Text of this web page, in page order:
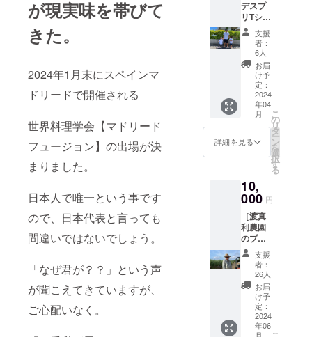
が現実味を帯びて
きた。
2024年1月末にスペインマ
ドリードで開催される
世界料理学会【マドリード
フュージョン】の出場が決
まりました。
日本人で唯一という事です
ので、日本代表と言っても
間違いではないでしょう。
「なぜ君が？？」という声
が聞こえてきていますが、
ご心配いなく。
ん支援
お待ち
してお
りま
す。
品開封
前には
必ずお
届けの
リター
ンに貼
付され
たラベ
ルや注
意書き
をご確
認くだ
さ
がオー
プンし
た「フ
ルーツ
クイ
チャー
」より
これか
ら世界
に羽ば
たく天
才ソム
リエ新
「渡真
利農園
のプレ
ミアム
マン
ゴー
ジュー
ス」 を
ご提
供。 ス
ペシャ
ジュー
スをご
デスプ
リTシャ
ツ】 大
人用サ
イズ各
種 子
供用サ
イズ120
ありま
す。
支援
者：
6人
お届
け予
定：
2024
年04
月
詳細を見る
こ
の
リ
タ
ー
ン
を
選
択
す
る
10,
000 円
［渡真
利農園
のプレ
ミアム
マン
ゴー］
私の
父、渡
真利忠
宗が育
てる最
支援
者：
26人
お届
け予
定：
2024
年06